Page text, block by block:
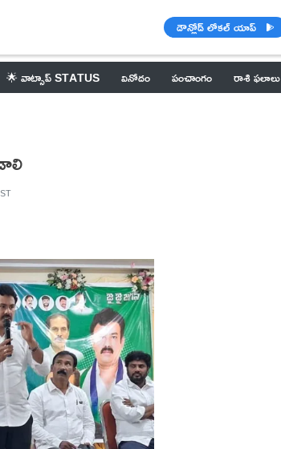
డౌన్లోడ్ లోకల్ యాప్
🌟 వాట్సాప్ STATUS వినోదం పంచాంగం రాశి ఫలాలు